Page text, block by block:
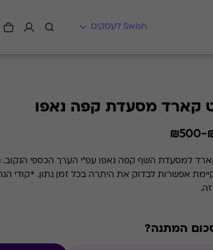
Swish לעסקים
קארד מסעדת קפה נאפו
מלא. קיימת אפשרות
המתנה?